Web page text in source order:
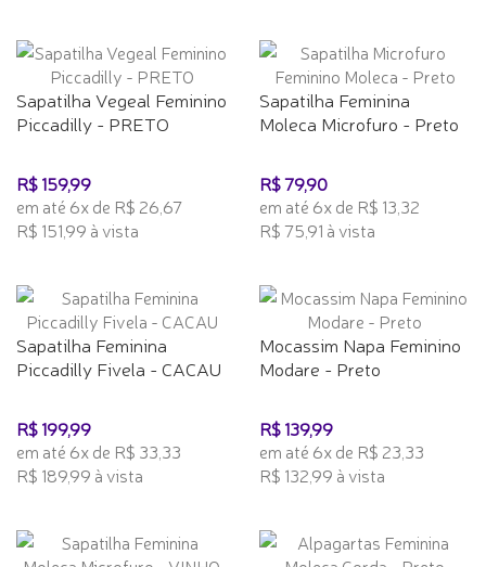
Sapatilha Vegeal Feminino
Piccadilly - PRETO
R$ 159,99
em até 6x de R$ 26,67
R$ 151,99 à vista
Sapatilha Feminina
Moleca Microfuro - Preto
R$ 79,90
em até 6x de R$ 13,32
R$ 75,91 à vista
Sapatilha Feminina
Piccadilly Fivela - CACAU
R$ 199,99
em até 6x de R$ 33,33
R$ 189,99 à vista
Mocassim Napa Feminino
Modare - Preto
R$ 139,99
em até 6x de R$ 23,33
R$ 132,99 à vista